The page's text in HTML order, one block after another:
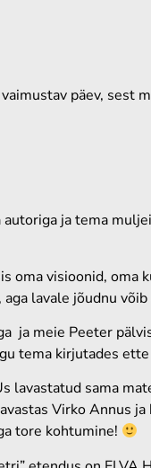
päev, sest
ja tema
oma visioonid, oma
lavale jõudnu
ja meie Peeter
tema kirjutades
lavastatud sama
Virko Annus
tore kohtumine!